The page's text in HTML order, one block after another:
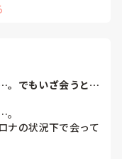
かも今はもうないで
。でもいざ会うとな
ナの状況下で会って